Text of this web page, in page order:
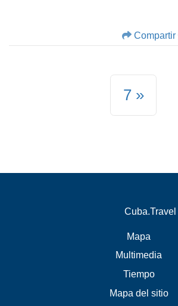
Compartir
7
Cuba.Travel
Mapa
Multimedia
Tiempo
Mapa del sitio